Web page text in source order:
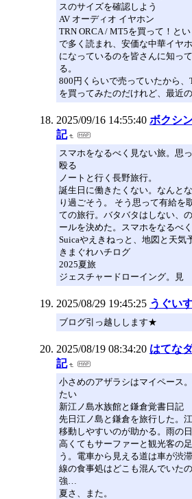
スのサイズを確認しよう
AV オーディオ イヤホン
TRN ORCA / MT5を買って！と
で多く読まれ、安価な中華イヤ
になっているのを皆さんに知っ
る。
800円くらいで売っていたから
を買ってみたのだけれど、最近
2025/09/16 14:55:40 ボクシ
記
スマホをなるべく見ない旅。思
殴る
ノートと行く長野旅行。
誕生日に働きたくない。なんと
り過ごそう。 そう思って有給を
ての旅行。バタバタはしない、
ールを決めた。スマホをなるべ
Suicaやえきねっと、地図と天気
きまぐれハチログ
2025夏旅
ジェスチャードローイング。見
2025/08/29 19:45:25 うぐい
ブログ引っ越しします★
2025/08/19 08:34:20 はてな
記
小さめのアザラシはマイペース
たい
新江ノ島水族館と鎌倉覚書日記
先日江ノ島と鎌倉を旅行した。
移動しやすいのが助かる。雨の
高くてもサーファーと観光客の
う。電車から見える道は車が渋
線の食事処はどこも混んでいた
強…
夏さ、また。